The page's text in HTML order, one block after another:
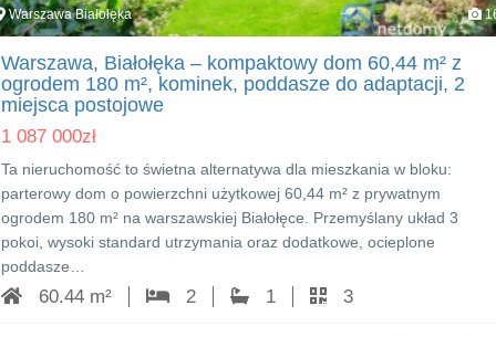
Warszawa Białołęka
Warszawa, Białołęka – kompaktowy dom 60,44 m² z
ogrodem 180 m², kominek, poddasze do adaptacji, 2
miejsca postojowe
1 087 000zł
Ta nieruchomość to świetna alternatywa dla mieszkania w bloku:
parterowy dom o powierzchni użytkowej 60,44 m² z prywatnym
ogrodem 180 m² na warszawskiej Białołęce. Przemyślany układ 3
pokoi, wysoki standard utrzymania oraz dodatkowe, ocieplone
poddasze…
60.44 m² 2 1 3